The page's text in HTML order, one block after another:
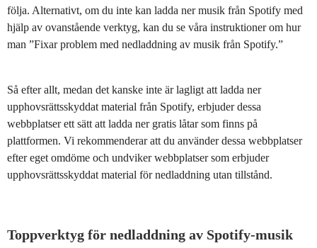
följa. Alternativt, om du inte kan ladda ner musik från Spotify med
hjälp av ovanstående verktyg, kan du se våra instruktioner om hur
man ”Fixar problem med nedladdning av musik från Spotify.”
Så efter allt, medan det kanske inte är lagligt att ladda ner
upphovsrättsskyddat material från Spotify, erbjuder dessa
webbplatser ett sätt att ladda ner gratis låtar som finns på
plattformen. Vi rekommenderar att du använder dessa webbplatser
efter eget omdöme och undviker webbplatser som erbjuder
upphovsrättsskyddat material för nedladdning utan tillstånd.
Toppverktyg för nedladdning av Spotify-musik